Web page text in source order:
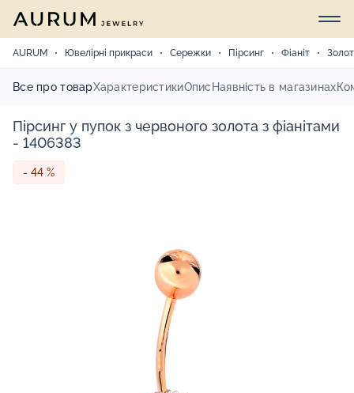
AURUM Ювелірні прикраси Сережки Пірсинг Фіаніт
Все про товарХарактеристикиОпис Наявність в магазинах
Пірсинг у пупок з червоного золота з фіанітами
- 1406383
- 44 %